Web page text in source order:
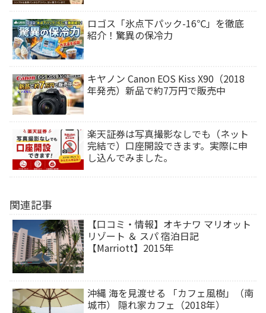
ロゴス「氷点下パック-16℃」を徹底
紹介！驚異の保冷力
キヤノン Canon EOS Kiss X90（2018
年発売）新品で約7万円で販売中
楽天証券は写真撮影なしでも（ネット
完結で）口座開設できます。実際に申
し込んでみました。
関連記事
【口コミ・情報】オキナワ マリオット
リゾート ＆ スパ 宿泊日記
【Marriott】2015年
沖縄 海を見渡せる 「カフェ風樹」（南
城市） 隠れ家カフェ（2018年）